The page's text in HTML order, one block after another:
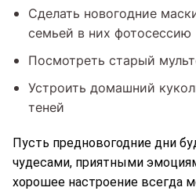
Сделать новогодние
семьей в них фотосессию
Посмотреть старый
Устроить домашний
теней
Пусть предновогодние дни
чудесами, приятными
хорошее настроение всегда